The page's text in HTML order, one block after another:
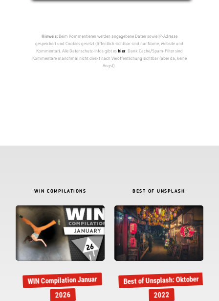
Hinweis:Beim Kommentieren werden angegebene Daten sowie IP-Adresse
gespeichert und Cookies gesetzt (öffentlich sichtbar sind nur Name, Website und
Kommentar). Alle Datenschutz-Infos gibt eshier. Dank Cache/Spam-Filter sind
Kommentare manchmal nicht direkt nach Veröffentlichung sichtbar (aber da, keine
Angst).
WIN COMPILATIONS
WIN Compilation Januar
2026
BEST OF UNSPLASH
Best of Unsplash: Oktober
2022